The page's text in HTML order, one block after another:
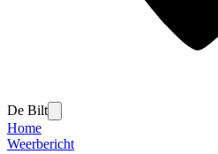
De Bilt
Home
Weerbericht